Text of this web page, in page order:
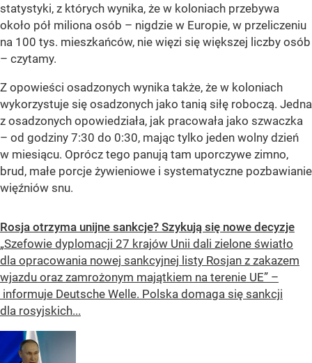
statystyki, z których wynika, że w koloniach przebywa
około pół miliona osób – nigdzie w Europie, w przeliczeniu
na 100 tys. mieszkańców, nie więzi się większej liczby osób
– czytamy.
Z opowieści osadzonych wynika także, że w koloniach
wykorzystuje się osadzonych jako tanią siłę roboczą. Jedna
z osadzonych opowiedziała, jak pracowała jako szwaczka
– od godziny 7:30 do 0:30, mając tylko jeden wolny dzień
w miesiącu. Oprócz tego panują tam uporczywe zimno,
brud, małe porcje żywieniowe i systematyczne pozbawianie
więźniów snu.
Rosja otrzyma unijne sankcje? Szykują się nowe decyzje
„Szefowie dyplomacji 27 krajów Unii dali zielone światło
dla opracowania nowej sankcyjnej listy Rosjan z zakazem
wjazdu oraz zamrożonym majątkiem na terenie UE” –
informuje Deutsche Welle. Polska domaga się sankcji
dla rosyjskich...